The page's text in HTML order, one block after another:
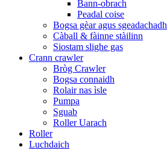
Bann-obrach
Peadal coise
Bogsa gèar agus sgeadachadh
Càball & fàinne stàilinn
Siostam slighe gas
Crann crawler
Bròg Crawler
Bogsa connaidh
Rolair nas ìsle
Pumpa
Sguab
Roller Uarach
Roller
Luchdaich